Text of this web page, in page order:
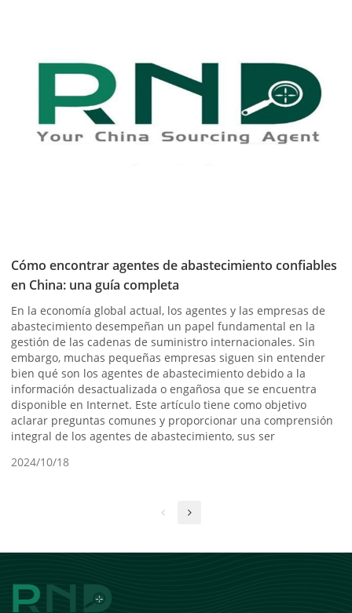
Cómo encontrar agentes de abastecimiento confiables
en China: una guía completa
En la economía global actual, los agentes y las empresas de
abastecimiento desempeñan un papel fundamental en la
gestión de las cadenas de suministro internacionales. Sin
embargo, muchas pequeñas empresas siguen sin entender
bien qué son los agentes de abastecimiento debido a la
información desactualizada o engañosa que se encuentra
disponible en Internet. Este artículo tiene como objetivo
aclarar preguntas comunes y proporcionar una comprensión
integral de los agentes de abastecimiento, sus ser
2024/10/18